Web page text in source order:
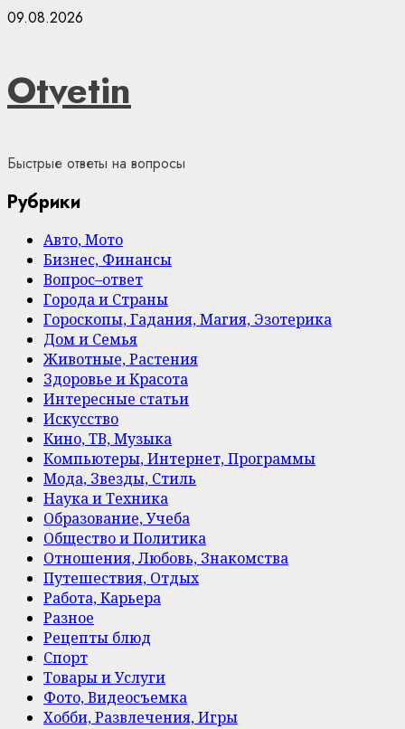
Skip
09.08.2026
Otvetin
Быстрые ответы на вопросы
Рубрики
Авто, Мото
Бизнес, Финансы
Вопрос–ответ
Города и Страны
Гороскопы, Гадания, Магия, Эзотерика
Дом и Семья
Животные, Растения
Здоровье и Красота
Интересные статьи
Искусство
Кино, ТВ, Музыка
Компьютеры, Интернет, Программы
Мода, Звезды, Стиль
Наука и Техника
Образование, Учеба
Общество и Политика
Отношения, Любовь, Знакомства
Путешествия, Отдых
Работа, Карьера
Разное
Рецепты блюд
Спорт
Товары и Услуги
Фото, Видеосъемка
Хобби, Развлечения, Игры